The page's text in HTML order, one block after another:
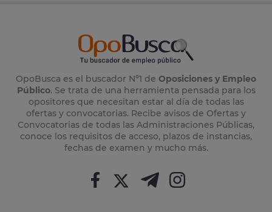
OpoBusca es el buscador Nº1 de Oposiciones y Empleo
Público. Se trata de una herramienta pensada para los
opositores que necesitan estar al día de todas las
ofertas y convocatorias. Recibe avisos de Ofertas y
Convocatorias de todas las Administraciones Públicas,
conoce los requisitos de acceso, plazos de instancias,
fechas de examen y mucho más.